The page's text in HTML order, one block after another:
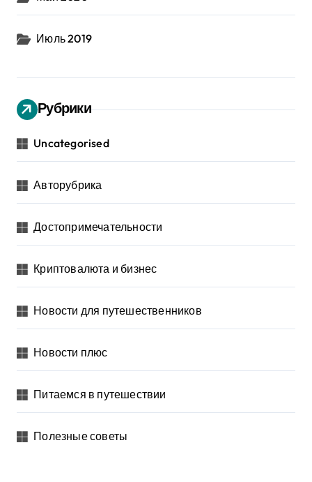
Июль 2019
Рубрики
Uncategorised
Авторубрика
Достопримечательности
Криптовалюта и бизнес
Новости для путешественников
Новости плюс
Питаемся в путешествии
Полезные советы